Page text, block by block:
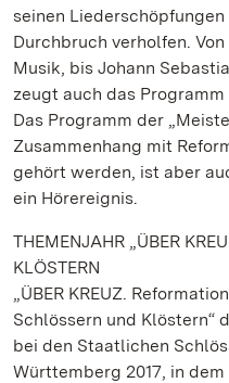
seinen
Durchbruch verholfen.
Musik, bis Johann
zeugt auch das
Das Programm der
Zusammenhang mit
gehört werden, ist aber
ein Hörereignis.
THEMENJAHR „ÜBER
KLÖSTERN
„ÜBER KREUZ.
Schlössern und Klöstern“
bei den Staatlichen
Württemberg 2017, in